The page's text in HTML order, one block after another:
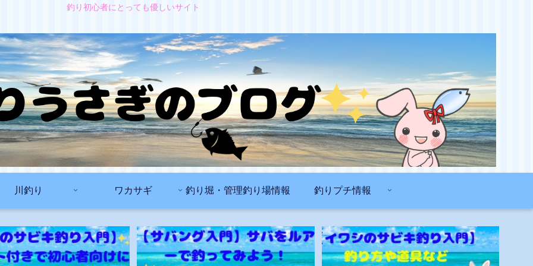
釣り初心者にとっても優しいサイト
川釣り ワカサギ 釣り堀・管理釣り場情報 釣りプチ情報